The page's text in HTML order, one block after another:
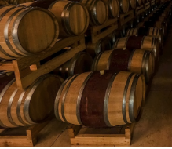
PODCAST
NEWSLETTER